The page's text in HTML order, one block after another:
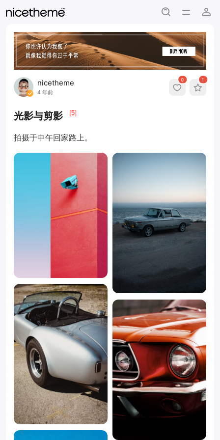
nicetheme
4 年前
0 1
光影与剪影 [5]
拍摄于中午回家路上。